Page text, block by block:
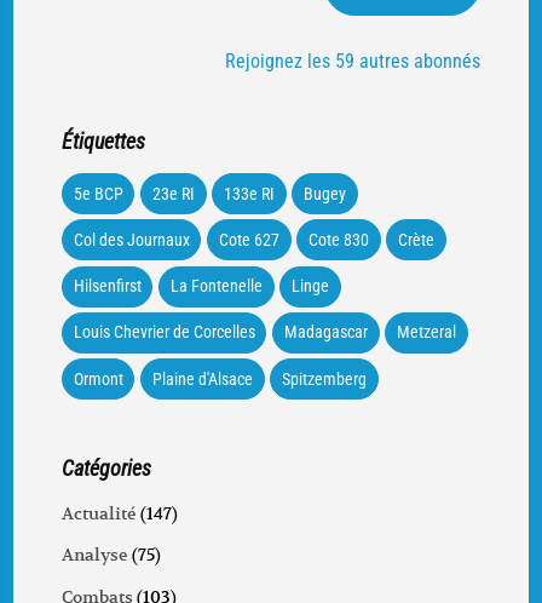
Rejoignez les 59 autres abonnés
Étiquettes
5e BCP 23e RI 133e RI Bugey
Col des Journaux Cote 627 Cote 830 Crète
Hilsenfirst La Fontenelle Linge
Louis Chevrier de Corcelles Madagascar Metzeral
Ormont Plaine d'Alsace Spitzemberg
Catégories
Actualité (147)
Analyse (75)
Combats (103)